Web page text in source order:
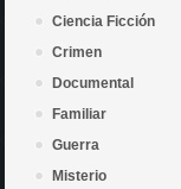
Ciencia Ficción
Crimen
Documental
Familiar
Guerra
Misterio